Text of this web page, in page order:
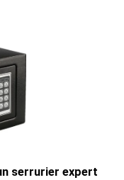
serrurier expert